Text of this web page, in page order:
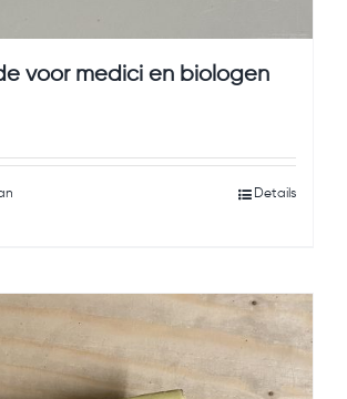
voor medici en biologen
Details